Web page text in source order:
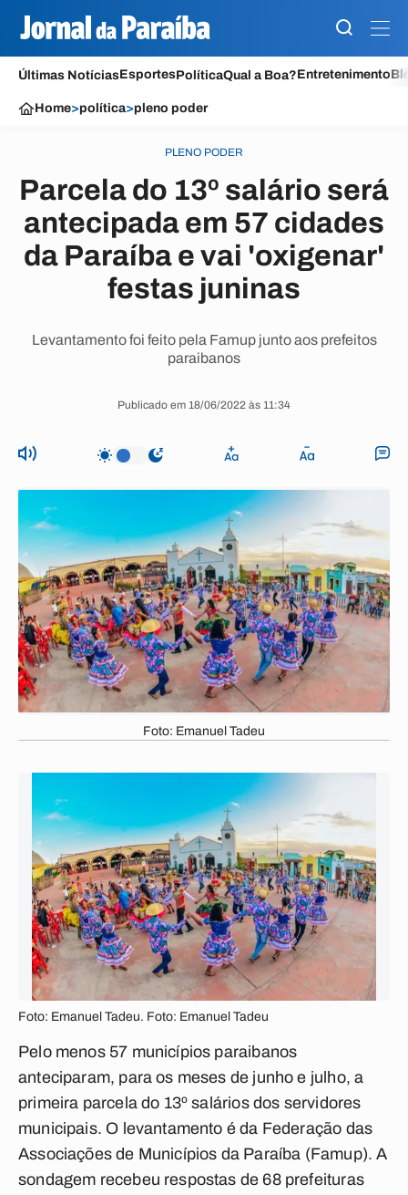
Últimas NotíciasEsportesPolíticaQual a Boa?Entretenimento
Home>política>pleno poder
PLENO PODER
Parcela do 13º salário será
antecipada em 57 cidades
da Paraíba e vai 'oxigenar'
festas juninas
Levantamento foi feito pela Famup junto aos prefeitos
paraibanos
Publicado em 18/06/2022 às 11:34
Foto: Emanuel Tadeu
Foto: Emanuel Tadeu. Foto: Emanuel Tadeu
Pelo menos 57 municípios paraibanos
anteciparam, para os meses de junho e julho, a
primeira parcela do 13º salários dos servidores
municipais. O levantamento é da Federação das
Associações de Municípios da Paraíba (Famup). A
sondagem recebeu respostas de 68 prefeituras